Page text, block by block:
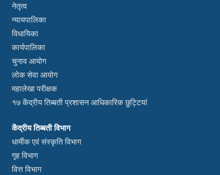
नेतृत्व
न्यायपालिका
विधायिका
कार्यपालिका
चुनाव आयोग
लोक सेवा आयोग
महालेखा परीक्षक
१७ केंद्रीय तिब्बती प्रशासन आधिकारिक छुट्टियां
केंद्रीय तिब्बती विभाग
धार्मीक एवं संस्कृति विभाग
गृह विभाग
वित्त विभाग